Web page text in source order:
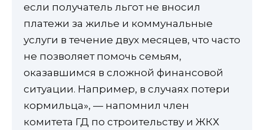
если получатель льгот не вносил
платежи за жилье и коммунальные
услуги в течение двух месяцев, что часто
не позволяет помочь семьям,
оказавшимся в сложной финансовой
ситуации. Например, в случаях потери
кормильца», — напомнил член
комитета ГД по строительству и ЖКХ